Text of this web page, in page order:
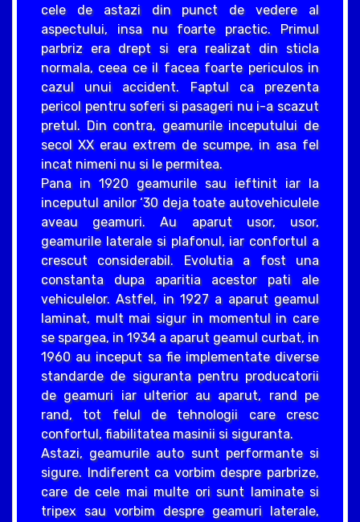
cele de astazi din punct de vedere al
aspectului, insa nu foarte practic. Primul
parbriz era drept si era realizat din sticla
normala, ceea ce il facea foarte periculos in
cazul unui accident. Faptul ca prezenta
pericol pentru soferi si pasageri nu i-a scazut
pretul. Din contra, geamurile inceputului de
secol XX erau extrem de scumpe, in asa fel
incat nimeni nu si le permitea.
Pana in 1920 geamurile sau ieftinit iar la
inceputul anilor ‘30 deja toate autovehiculele
aveau geamuri. Au aparut usor, usor,
geamurile laterale si plafonul, iar confortul a
crescut considerabil. Evolutia a fost una
constanta dupa aparitia acestor pati ale
vehiculelor. Astfel, in 1927 a aparut geamul
laminat, mult mai sigur in momentul in care
se spargea, in 1934 a aparut geamul curbat, in
1960 au inceput sa fie implementate diverse
standarde de siguranta pentru producatorii
de geamuri iar ulterior au aparut, rand pe
rand, tot felul de tehnologii care cresc
confortul, fiabilitatea masinii si siguranta.
Astazi, geamurile auto sunt performante si
sigure. Indiferent ca vorbim despre parbrize,
care de cele mai multe ori sunt laminate si
tripex sau vorbim despre geamuri laterale,